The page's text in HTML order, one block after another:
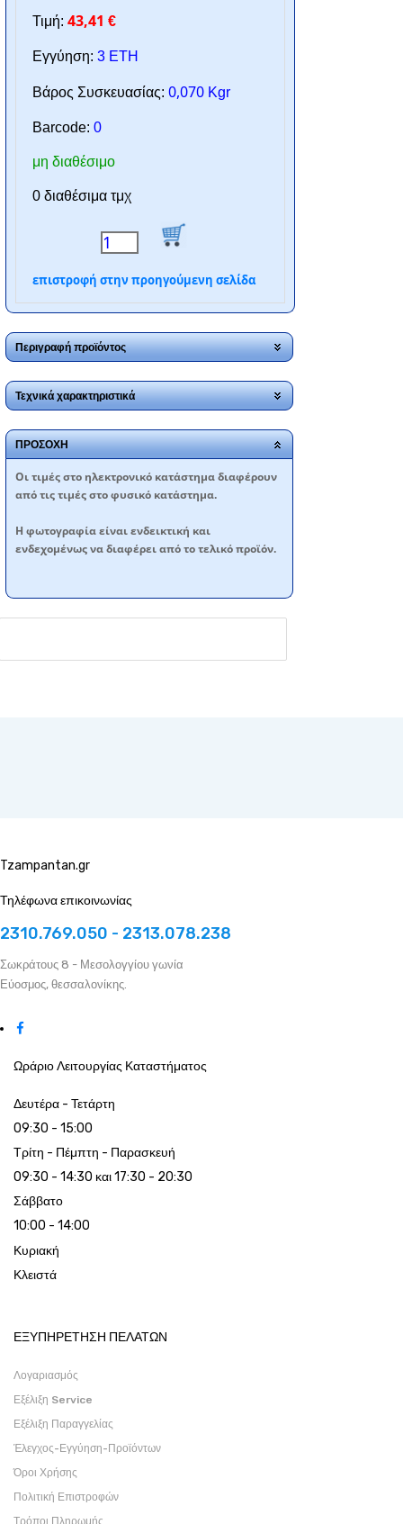
Τιμή: 43,41 €
Εγγύηση: 3 ΕΤΗ
Βάρος Συσκευασίας: 0,070 Kgr
Barcode: 0
μη διαθέσιμο
0 διαθέσιμα τμχ
επιστροφή στην προηγούμενη σελίδα
Περιγραφή προϊόντος
Τεχνικά χαρακτηριστικά
ΠΡΟΣΟΧΗ
Oι τιμές στο ηλεκτρονικό κατάστημα διαφέρουν
από τις τιμές στο φυσικό κατάστημα.
Η φωτογραφία είναι ενδεικτική και
ενδεχομένως να διαφέρει από το τελικό προϊόν.
Tzampantan.gr
Τηλέφωνα επικοινωνίας
2310.769.050 - 2313.078.238
Σωκράτους 8 - Μεσολογγίου γωνία
Εύοσμος, θεσσαλονίκης.
Ωράριο Λειτουργίας Καταστήματος
Δευτέρα - Τετάρτη
09:30 - 15:00
Τρίτη - Πέμπτη - Παρασκευή
09:30 - 14:30 και 17:30 - 20:30
Σάββατο
10:00 - 14:00
Κυριακή
Κλειστά
ΕΞΥΠΗΡΕΤΗΣΗ ΠΕΛΑΤΩΝ
Λογαριασμός
Εξέλιξη Service
Εξέλιξη Παραγγελίας
Έλεγχος-Εγγύηση-Προϊόντων
Όροι Χρήσης
Πολιτική Επιστροφών
Τρόποι Πληρωμής